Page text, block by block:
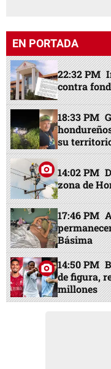
EN PORTADA
22:32 PM
contra
18:33 PM
su
14:02 PM
zona de
17:46 PM
Básima
14:50 PM
de figura,
millones